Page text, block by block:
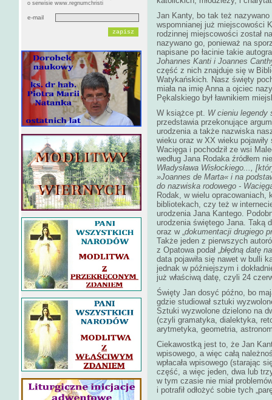
o serwisie www.regnumchristi
e-mail
Jan Kanty, bo tak też nazywano
wspomnianej już miejscowości
rodzinnej miejscowości został
nazywano go, ponieważ na
napisane po łacinie takie
Johannes Kanti i Joannes
część z nich znajduje się w
Watykańskich. Nasz święty
miała na imię Anna a ojciec
Pękalskiego był ławnikiem
W książce pt. W cieniu legendy
przedstawia przekonujące
urodzenia a także nazwiska
wieku oraz w XX wieku
Wacięga i pochodził ze wsi
według Jana Rodaka źródłem
Władysława Wisłockiego...,
»Joannes de Marta« i na
do nazwiska rodowego -
Rodak, w wielu
bibliotekach, czy też w
urodzenia Jana Kantego.
urodzenia świętego Jana. Taką
oraz w „dokumentacji drugiego
Także jeden z pierwszych
z Opatowa podał „błędną datę
data pojawiła się nawet w bulli
jednak w późniejszym i
już właściwą datę, czyli 24
Święty Jan dosyć późno, bo
gdzie studiował sztuki
Sztuki wyzwolone dzielono na
(czyli gramatyka, dialektyka,
arytmetyka, geometria,
Ciekawostką jest to, że Jan
wpisowego, a więc całą
wpłacała wpisowego (starając
część, a więc jeden, dwa lub
w tym czasie nie miał
i potrafił odłożyć sobie tych